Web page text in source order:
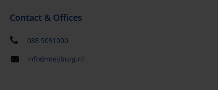
Contact & Offices
088 9091000
info@meijburg.nl